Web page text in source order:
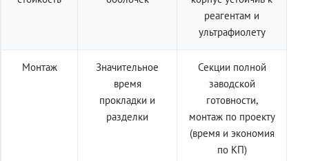
реагентам и
ультрафиолету
Монтаж
Значительное
время
прокладки и
разделки
Секции полной
заводской
готовности,
монтаж по проекту
(время и экономия
по КП)